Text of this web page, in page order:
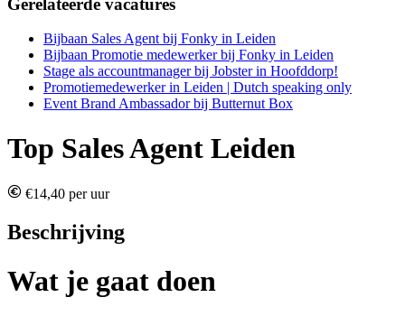
Bijbaan Sales Agent bij Fonky in Leiden
Bijbaan Promotie medewerker bij Fonky in Leiden
Stage als accountmanager bij Jobster in Hoofddorp!
Promotiemedewerker in Leiden | Dutch speaking only
Event Brand Ambassador bij Butternut Box
Top Sales Agent Leiden
€14,40 per uur
Beschrijving
Wat je gaat doen